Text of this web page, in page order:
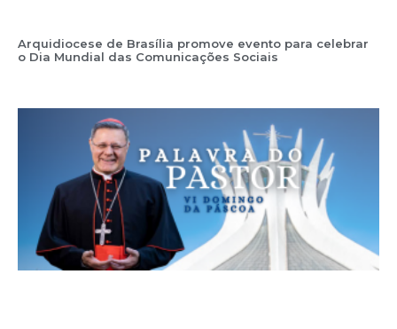
Arquidiocese de Brasília promove evento para celebrar
o Dia Mundial das Comunicações Sociais